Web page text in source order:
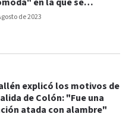
de 2023
en la que se
explicó los motivos de
de Colón: "Fue una
atada con alambre"